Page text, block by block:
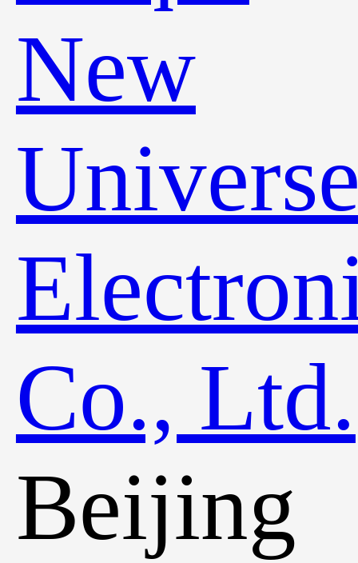
Beijing